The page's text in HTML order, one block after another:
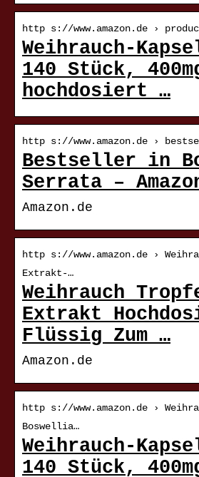
http s://www.amazon.de ›
Weihrauch-
140 Stück,
hochdosiert …
http s://www.amazon.de ›
Bestseller in
Serrata –
Amazon.de
http s://www.amazon.de ›
Extrakt-…
Weihrauch
Extrakt
Flüssig Zum …
Amazon.de
http s://www.amazon.de ›
Boswellia…
Weihrauch-
140 Stück,